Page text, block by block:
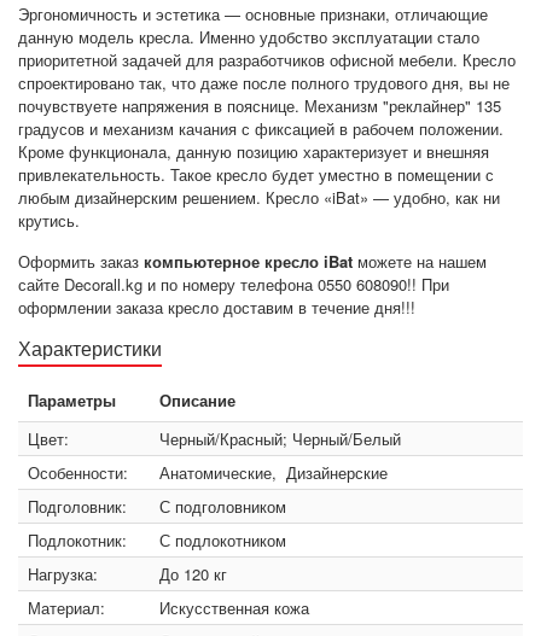
Эргономичность и эстетика — основные признаки, отличающие
данную модель кресла. Именно удобство эксплуатации стало
приоритетной задачей для разработчиков офисной мебели. Кресло
спроектировано так, что даже после полного трудового дня, вы не
почувствуете напряжения в пояснице. Механизм "реклайнер" 135
градусов и механизм качания с фиксацией в рабочем положении.
Кроме функционала, данную позицию характеризует и внешняя
привлекательность. Такое кресло будет уместно в помещении с
любым дизайнерским решением. Кресло «iBat» — удобно, как ни
крутись.
Оформить заказ компьютерное кресло iBat можете на нашем
сайте Decorall.kg и по номеру телефона 0550 608090!! При
оформлении заказа кресло доставим в течение дня!!!
Характеристики
Параметры
Описание
Цвет:
Черный/Красный; Черный/Белый
Особенности:
Анатомические, Дизайнерские
Подголовник:
С подголовником
Подлокотник:
С подлокотником
Нагрузка:
До 120 кг
Материал:
Искусственная кожа